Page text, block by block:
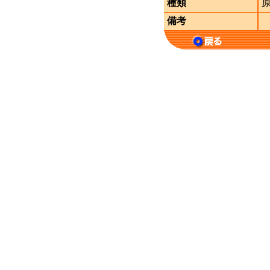
種類
備考